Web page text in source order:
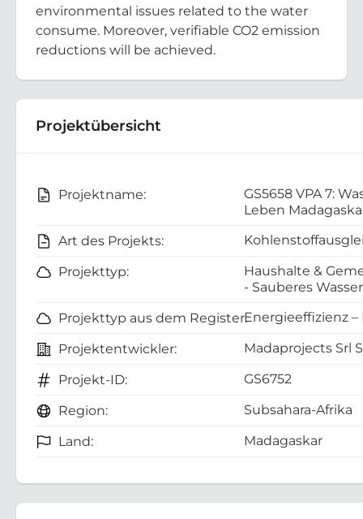
environmental issues related to the water
consume. Moreover, verifiable CO2 emission
reductions will be achieved.
Projektübersicht
Projektname:
GS5658 VPA 7:
Leben
Art des Projekts:
Projekttyp:
Haushalte &
- Sauberes Wasser
Projekttyp aus dem Register:Energieeffizienz –
Projektentwickler: Madaprojects Srl
Projekt-ID: GS6752
Region: Subsahara-Afrika
Land: Madagaskar